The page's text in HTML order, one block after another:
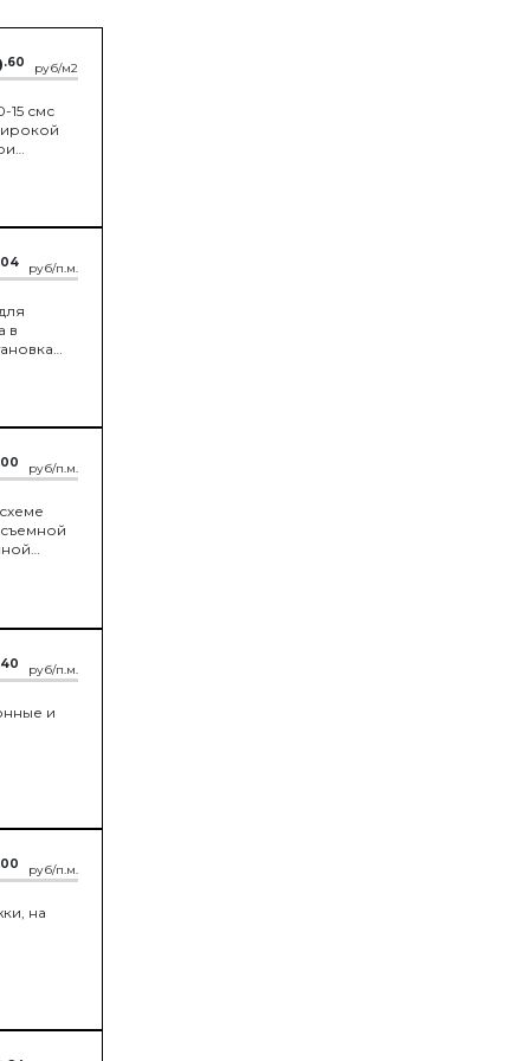
.60 руб/м2
15 смс
руб/п.м.
в
руб/п.м.
руб/п.м.
и
руб/п.м.
на